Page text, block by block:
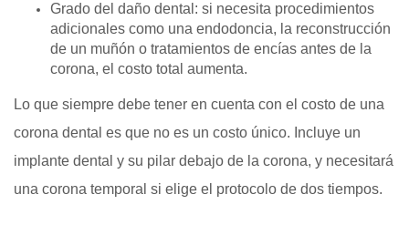
Grado del daño dental: si necesita procedimientos
adicionales como una endodoncia, la reconstrucción
de un muñón o tratamientos de encías antes de la
corona, el costo total aumenta.
Lo que siempre debe tener en cuenta con el costo de una
corona dental es que no es un costo único. Incluye un
implante dental y su pilar debajo de la corona, y necesitará
una corona temporal si elige el protocolo de dos tiempos.